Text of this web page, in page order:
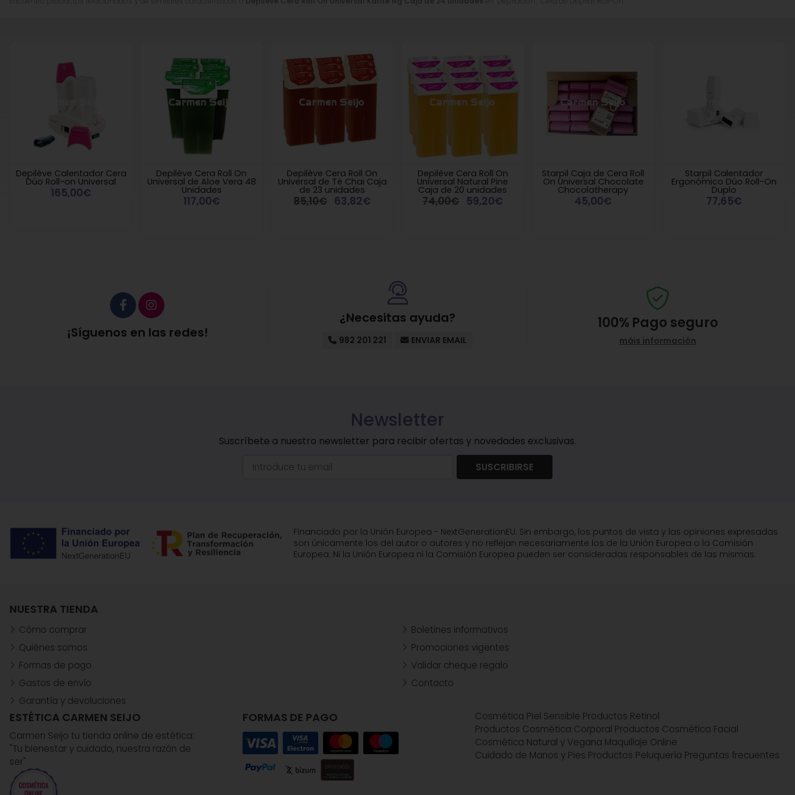
Depilève Calentador Cera
Dúo Roll-on Universal
165,00€
Depilève Cera Roll On
Universal de Aloe Vera 48
Unidades
117,00€
Depilève Cera Roll On
Universal de Té Chai Caja
de 23 unidades
85,10€ 63,82€
Depilève Cera Roll On
Universal Natural Pine
Caja de 20 unidades
74,00€ 59,20€
Starpil Caja de Cera Roll
On Universal Chocolate
Chocolatherapy
45,00€
Starpil Calentador
Ergonómico Dúo Roll-On
Duplo
77,65€
¡Síguenos en las redes!
¿Necesitas ayuda?
982 201 221 ENVIAR EMAIL
100% Pago seguro
máis información
Newsletter
Suscríbete a nuestro newsletter para recibir ofertas y novedades exclusivas.
SUSCRIBIRSE
Financiado por la Unión Europea - NextGenerationEU. Sin embargo, los puntos de vista y las opiniones expresadas
son únicamente los del autor o autores y no reflejan necesariamente los de la Unión Europea o la Comisión
Europea. Ni la Unión Europea ni la Comisión Europea pueden ser consideradas responsables de las mismas.
ESTÉTICA CARMEN SEIJO
Carmen Seijo tu tienda online de estética:
"Tu bienestar y cuidado, nuestra razón de
ser"
FORMAS DE PAGO
NUESTRA TIENDA
Cómo comprar
Quiénes somos
Formas de pago
Gastos de envío
Garantía y devoluciones
Boletines informativos
Promociones vigentes
Validar cheque regalo
Contacto
Cosmética Piel Sensible Productos Retinol
Productos Cosmética Corporal Productos Cosmética Facial
Cosmética Natural y Vegana Maquillaje Online
Cuidado de Manos y Pies Productos Peluquería Preguntas frecuentes